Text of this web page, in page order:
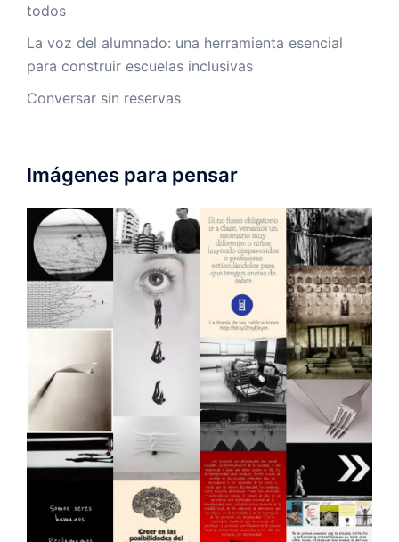
todos
La voz del alumnado: una herramienta esencial
para construir escuelas inclusivas
Conversar sin reservas
Imágenes para pensar